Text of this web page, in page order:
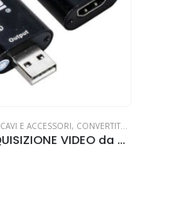
CAVI E ACCESSORI, CONVERTITORI AV
SCHEDA DI ACQUISIZIONE VIDEO da HDMI a USB 1080P Life